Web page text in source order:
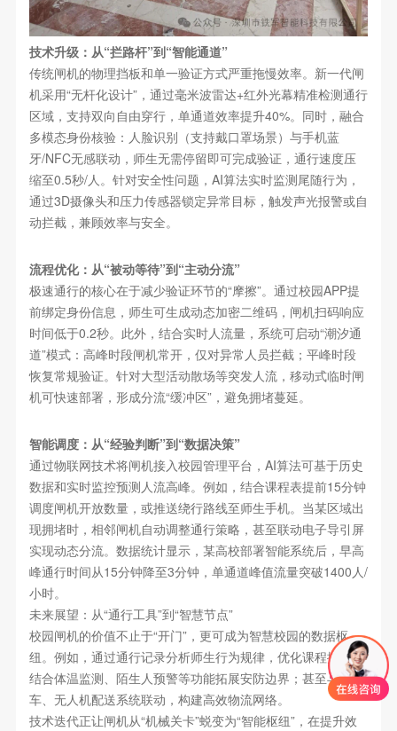
技术升级：从“拦路杆”到“智能通道”
传统闸机的物理挡板和单一验证方式严重拖慢效率。新一代闸
机采用“无杆化设计”，通过毫米波雷达+红外光幕精准检测通行
区域，支持双向自由穿行，单通道效率提升40%。同时，融合
多模态身份核验：人脸识别（支持戴口罩场景）与手机蓝
牙/NFC无感联动，师生无需停留即可完成验证，通行速度压
缩至0.5秒/人。针对安全性问题，AI算法实时监测尾随行为，
通过3D摄像头和压力传感器锁定异常目标，触发声光报警或自
动拦截，兼顾效率与安全。
流程优化：从“被动等待”到“主动分流”
极速通行的核心在于减少验证环节的“摩擦”。通过校园APP提
前绑定身份信息，师生可生成动态加密二维码，闸机扫码响应
时间低于0.2秒。此外，结合实时人流量，系统可启动“潮汐通
道”模式：高峰时段闸机常开，仅对异常人员拦截；平峰时段
恢复常规验证。针对大型活动散场等突发人流，移动式临时闸
机可快速部署，形成分流“缓冲区”，避免拥堵蔓延。
智能调度：从“经验判断”到“数据决策”
通过物联网技术将闸机接入校园管理平台，AI算法可基于历史
数据和实时监控预测人流高峰。例如，结合课程表提前15分钟
调度闸机开放数量，或推送绕行路线至师生手机。当某区域出
现拥堵时，相邻闸机自动调整通行策略，甚至联动电子导引屏
实现动态分流。数据统计显示，某高校部署智能系统后，早高
峰通行时间从15分钟降至3分钟，单通道峰值流量突破1400人/
小时。
未来展望：从“通行工具”到“智慧节点”
校园闸机的价值不止于“开门”，更可成为智慧校园的数据枢
纽。例如，通过通行记录分析师生行为规律，优化课程排布；
结合体温监测、陌生人预警等功能拓展安防边界；甚至与无人
车、无人机配送系统联动，构建高效物流网络。
技术迭代正让闸机从“机械关卡”蜕变为“智能枢纽”，在提升效